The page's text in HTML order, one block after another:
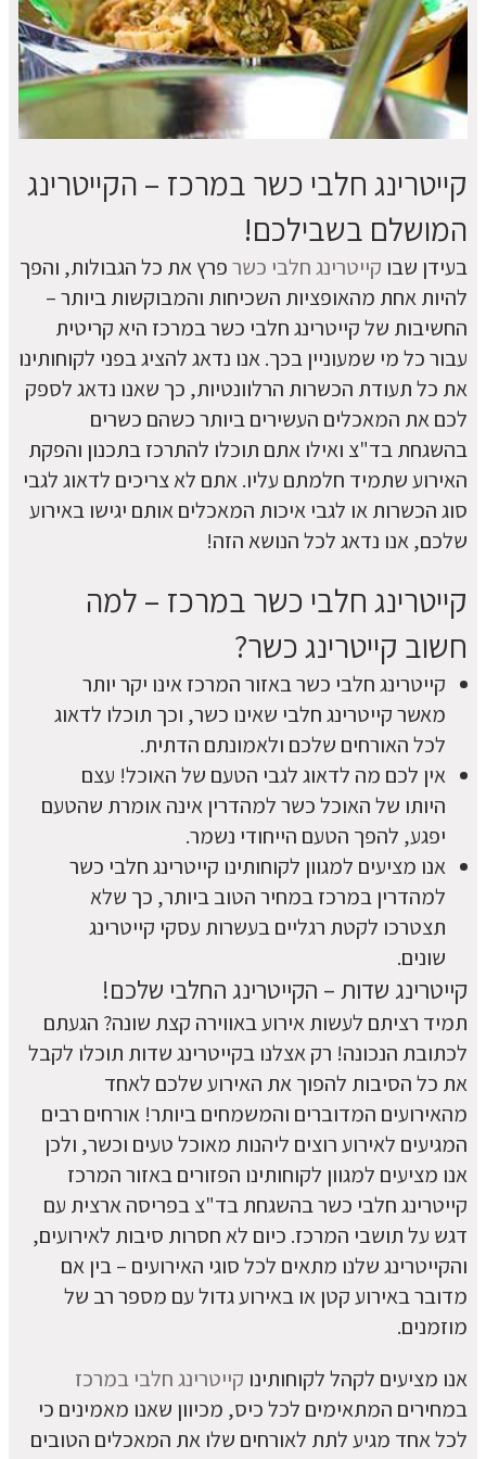
קייטרינג חלבי כשר במרכז – הקייטרינג
המושלם בשבילכם!
בעידן שבו קייטרינג חלבי כשרפרץ את כל הגבולות, והפך
להיות אחת מהאופציות השכיחות והמבוקשות ביותר –
החשיבות של קייטרינג חלבי כשר במרכז היא קריטית
עבור כל מי שמעוניין בכך. אנו נדאג להציג בפני לקוחותינו
את כל תעודת הכשרות הרלוונטיות, כך שאנו נדאג לספק
לכם את המאכלים העשירים ביותר כשהם כשרים
בהשגחת בד"צ ואילו אתם תוכלו להתרכז בתכנון והפקת
האירוע שתמיד חלמתם עליו. אתם לא צריכים לדאוג לגבי
סוג הכשרות או לגבי איכות המאכלים אותם יגישו באירוע
שלכם, אנו נדאג לכל הנושא הזה!
קייטרינג חלבי כשר במרכז – למה
חשוב קייטרינג כשר?
קייטרינג חלבי כשר באזור המרכז אינו יקר יותר
מאשר קייטרינג חלבי שאינו כשר, וכך תוכלו לדאוג
לכל האורחים שלכם ולאמונתם הדתית.
אין לכם מה לדאוג לגבי הטעם של האוכל! עצם
היותו של האוכל כשר למהדרין אינה אומרת שהטעם
יפגע, להפך הטעם הייחודי נשמר.
אנו מציעים למגוון לקוחותינו קייטרינג חלבי כשר
למהדרין במרכז במחיר הטוב ביותר, כך שלא
תצטרכו לקטת רגליים בעשרות עסקי קייטרינג
שונים.
קייטרינג שדות – הקייטרינג החלבי שלכם!
תמיד רציתם לעשות אירוע באווירה קצת שונה? הגעתם
לכתובת הנכונה! רק אצלנו בקייטרינג שדות תוכלו לקבל
את כל הסיבות להפוך את האירוע שלכם לאחד
מהאירועים המדוברים והמשמחים ביותר! אורחים רבים
המגיעים לאירוע רוצים ליהנות מאוכל טעים וכשר, ולכן
אנו מציעים למגוון לקוחותינו הפזורים באזור המרכז
קייטרינג חלבי כשר בהשגחת בד"צ בפריסה ארצית עם
דגש על תושבי המרכז. כיום לא חסרות סיבות לאירועים,
והקייטרינג שלנו מתאים לכל סוגי האירועים – בין אם
מדובר באירוע קטן או באירוע גדול עם מספר רב של
מוזמנים.
אנו מציעים לקהל לקוחותינו קייטרינג חלבי במרכז
במחירים המתאימים לכל כיס, מכיוון שאנו מאמינים כי
לכל אחד מגיע לתת לאורחים שלו את המאכלים הטובים